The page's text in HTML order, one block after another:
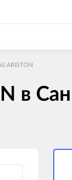
ARISTON
в